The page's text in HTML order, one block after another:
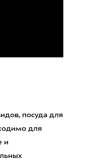
посуда для
для
и